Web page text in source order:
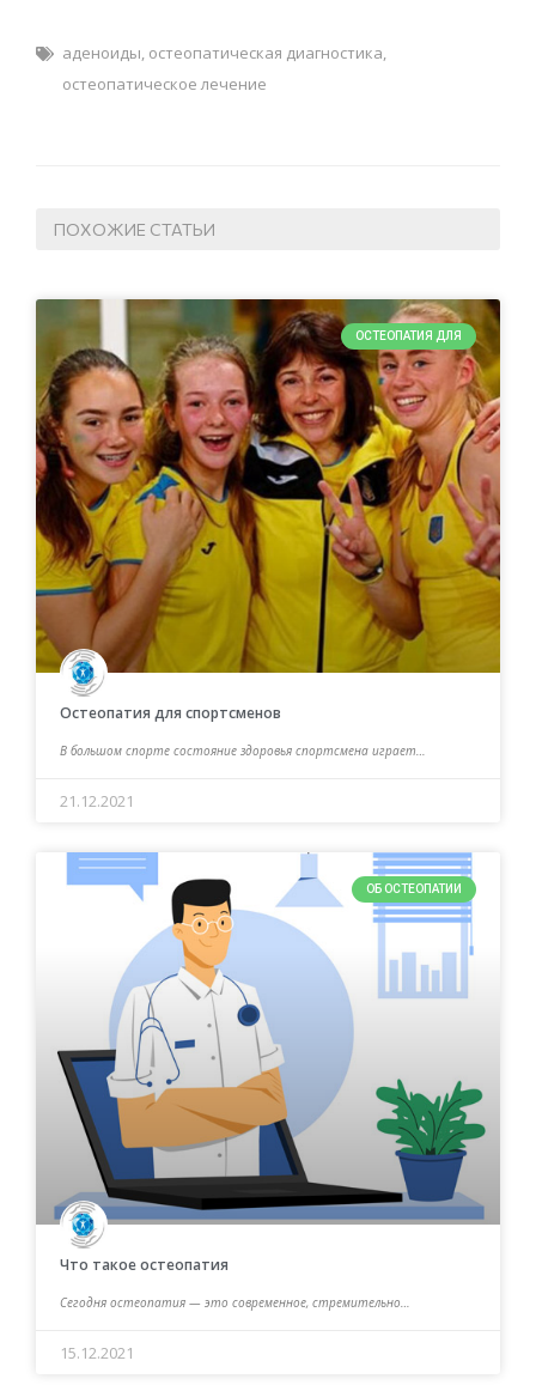
аденоиды, остеопатическая диагностика,
остеопатическое лечение
ПОХОЖИЕ СТАТЬИ
ОСТЕОПАТИЯ ДЛЯ
Остеопатия для спортсменов
В большом спорте состояние здоровья спортсмена играет…
21.12.2021
ОБ ОСТЕОПАТИИ
Что такое остеопатия
Сегодня остеопатия — это современное, стремительно…
15.12.2021